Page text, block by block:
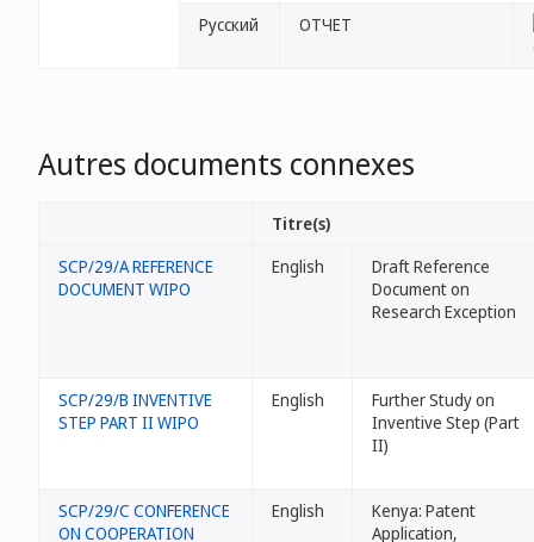
Русский ОТЧЕТ
Autres documents connexes
Titre(s)
SCP/29/A REFERENCE
DOCUMENT WIPO
English
Draft Reference
Document on
Research Exception
SCP/29/B INVENTIVE
STEP PART II WIPO
English
Further Study on
Inventive Step (Part
II)
SCP/29/C CONFERENCE
ON COOPERATION
English
Kenya: Patent
Application,